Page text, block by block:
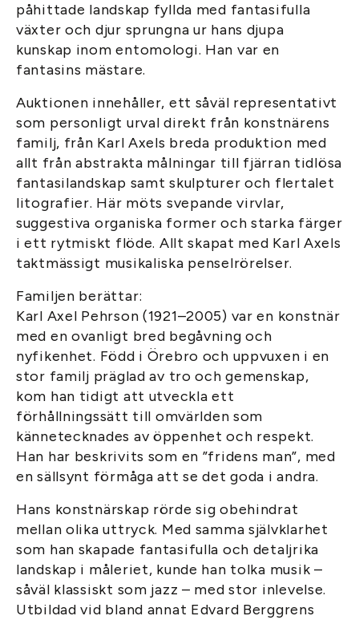
påhittade landskap fyllda med fantasifulla
växter och djur sprungna ur hans djupa
kunskap inom entomologi. Han var en
fantasins mästare.
Auktionen innehåller, ett såväl representativt
som personligt urval direkt från konstnärens
familj, från Karl Axels breda produktion med
allt från abstrakta målningar till fjärran tidlösa
fantasilandskap samt skulpturer och flertalet
litografier. Här möts svepande virvlar,
suggestiva organiska former och starka färger
i ett rytmiskt flöde. Allt skapat med Karl Axels
taktmässigt musikaliska penselrörelser.
Familjen berättar:
Karl Axel Pehrson (1921–2005) var en konstnär
med en ovanligt bred begåvning och
nyfikenhet. Född i Örebro och uppvuxen i en
stor familj präglad av tro och gemenskap,
kom han tidigt att utveckla ett
förhållningssätt till omvärlden som
kännetecknades av öppenhet och respekt.
Han har beskrivits som en ”fridens man”, med
en sällsynt förmåga att se det goda i andra.
Hans konstnärskap rörde sig obehindrat
mellan olika uttryck. Med samma självklarhet
som han skapade fantasifulla och detaljrika
landskap i måleriet, kunde han tolka musik –
såväl klassiskt som jazz – med stor inlevelse.
Utbildad vid bland annat Edvard Berggrens